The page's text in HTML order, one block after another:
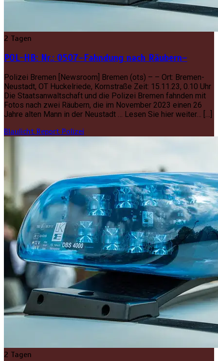
2 Tagen
POL-HB: Nr.: 0507–Fahndung nach Räubern–
Polizei Bremen [Newsroom] Bremen (ots) – – Ort: Bremen-
Neustadt, OT Huckelriede, Kornstraße Zeit: 15.11.23, 0.10 Uhr
Die Staatsanwaltschaft und die Polizei Bremen fahnden mit
Fotos nach zwei Räubern, die im November 2023 einen 26
Jahre alten Mann in der Neustadt … Lesen Sie hier weiter… […]
Blaulicht Report Polizei
2 Tagen